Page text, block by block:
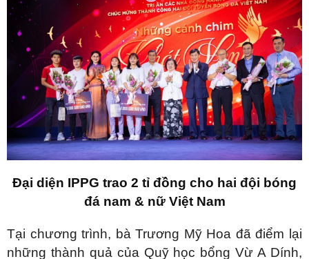
Đại diện IPPG trao 2 tỉ đồng cho hai đội bóng
đá nam & nữ Việt Nam
Tại chương trình, bà Trương Mỹ Hoa đã điểm lại
những thành quả của Quỹ học bổng Vừ A Dính,